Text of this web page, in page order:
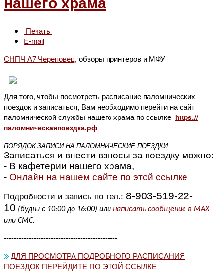
Печать
E-mail
СНПЧ А7 Череповец, обзоры принтеров и МФУ
Для того, чтобы посмотреть расписание паломнических
поездок и записаться, Вам необходимо перейти на сайт
паломнической службы нашего храма по ссылке https://
паломническаяпоездка.рф
ПОРЯДОК ЗАПИСИ НА ПАЛОМНИЧЕСКИЕ ПОЕЗДКИ:
Записаться и внести взносы за поездку можно:
- В кафетерии нашего храма,
- Онлайн на нашем сайте по этой ссылке
Подробности и запись по тел.: 8-903-519-22-
10 (будни с 10:00 до 16:00) или написать сообщение в MAX
или СМС.
----------------------------------------------
ДЛЯ ПРОСМОТРА ПОДРОБНОГО РАСПИСАНИЯ
ПОЕЗДОК ПЕРЕЙДИТЕ ПО ЭТОЙ ССЫЛКЕ